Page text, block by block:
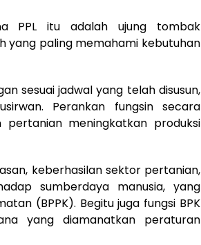
PPL itu adalah ujung tombak
yang paling memahami kebutuhan
sesuai jadwal yang telah disusun,
Perankan fungsin secara
meningkatkan produksi
keberhasilan sektor pertanian,
sumberdaya manusia, yang
(BPPK). Begitu juga fungsi BPK
yang diamanatkan peraturan